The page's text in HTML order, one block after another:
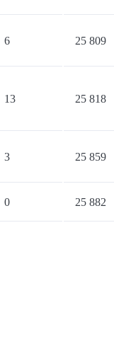
6 25 809
13 25 818
3 25 859
0 25 882